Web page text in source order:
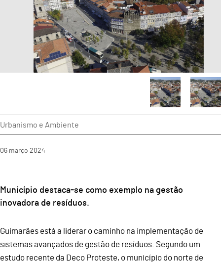
Urbanismo e Ambiente
06 março 2024
Município destaca-se como exemplo na gestão
inovadora de resíduos.
Guimarães está a liderar o caminho na implementação de
sistemas avançados de gestão de resíduos. Segundo um
estudo recente da Deco Proteste, o município do norte de